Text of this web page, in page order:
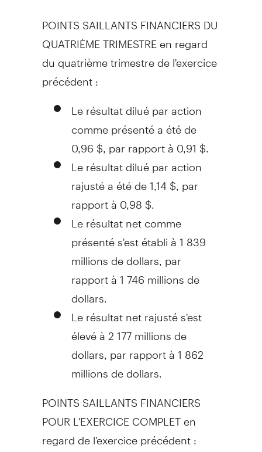
POINTS SAILLANTS FINANCIERSDU
QUATRIÈME TRIMESTRE en regard
du quatrième trimestre de l'exercice
précédent :
Le résultat dilué par action
comme présenté a été de
0,96 $, par rapport à 0,91 $.
Le résultat dilué par action
rajusté a été de 1,14 $, par
rapport à 0,98 $.
Le résultat net comme
présenté s'est établi à 1 839
millions de dollars, par
rapport à 1 746 millions de
dollars.
Le résultat net rajusté s'est
élevé à 2 177 millions de
dollars, par rapport à 1 862
millions de dollars.
POINTS SAILLANTS FINANCIERS
POUR L'EXERCICE COMPLET en
regard de l'exercice précédent :